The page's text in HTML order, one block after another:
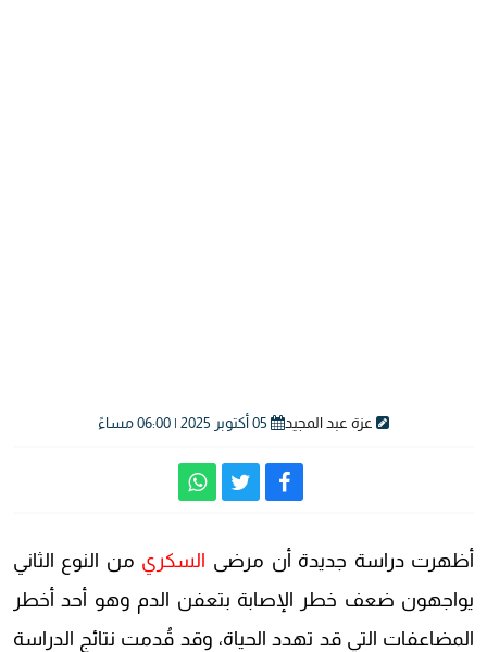
عزة عبد المجيد
أظهرت دراسة جديدة أن مرضى السكري من النوع الثاني
يواجهون ضعف خطر الإصابة بتعفن الدم وهو أحد أخطر
المضاعفات التي قد تهدد الحياة، وقد قُدمت نتائج الدراسة